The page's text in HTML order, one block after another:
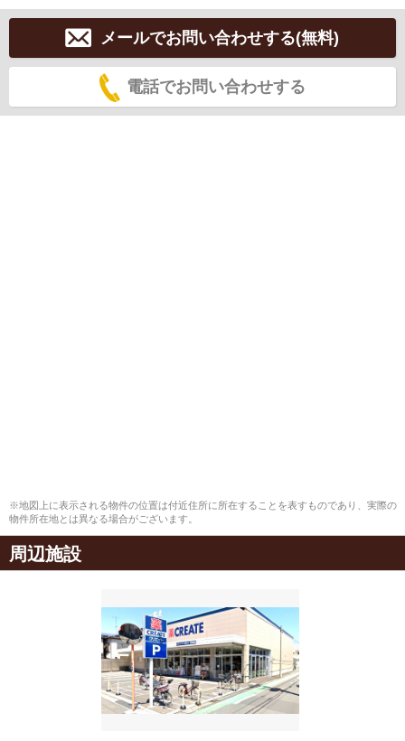
メールでお問い合わせする(無料)
電話でお問い合わせする
※地図上に表示される物件の位置は付近住所に所在することを表すものであり、実際の
物件所在地とは異なる場合がございます。
周辺施設